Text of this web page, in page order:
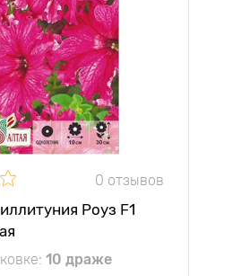
0 отзывов
Роуз F1
10 драже